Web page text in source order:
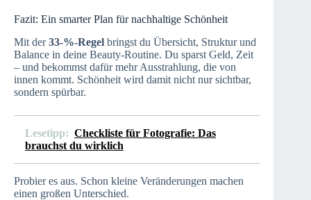
Fazit: Ein smarter Plan für nachhaltige Schönheit
Mit der33-%-Regel bringst du Übersicht, Struktur und
Balance in deine Beauty-Routine. Du sparst Geld, Zeit
– und bekommst dafür mehr Ausstrahlung, die von
innen kommt. Schönheit wird damit nicht nur sichtbar,
sondern spürbar.
Lesetipp: Checkliste für Fotografie: Das
brauchst du wirklich
Probier es aus. Schon kleine Veränderungen machen
einen großen Unterschied.